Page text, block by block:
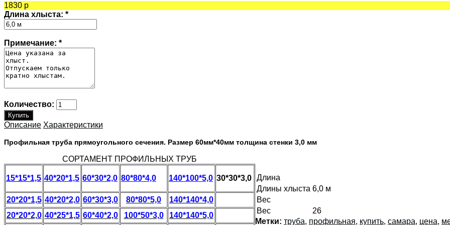
1830 р
Длина хлыста: *
Примечание: *
Количество:
Описание Характеристики
Профильная труба прямоугольного сечения. Размер 60мм*40мм толщина стенки 3,0 мм
СОРТАМЕНТ ПРОФИЛЬНЫХ ТРУБ
15*15*1,5 40*20*1,5 60*30*2,0 80*80*4,0 140*100*5,0 30*30*3,0
20*20*1,5 40*20*2,0 60*30*3,0 80*80*5,0
140*140*4,0
20*20*2,0 40*25*1,5 60*40*2,0 100*50*3,0
140*140*5,0
Длина
Длины хлыста 6,0 м
Вес
Вес
26
Метки: труба, профильная, купить, самара, цена,